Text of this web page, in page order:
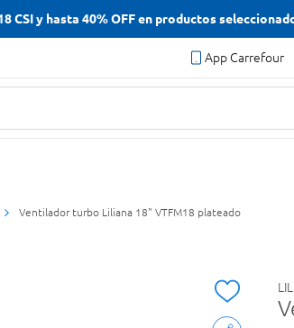
18 CSI y hasta 40% OFF en productos
App Carrefour
Ventilador turbo Liliana 18" VTFM18 plateado